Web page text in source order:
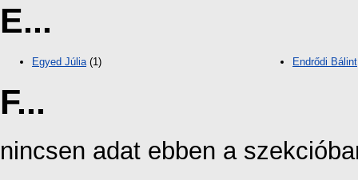
E...
Egyed Júlia(1) Endrődi Bálint
F...
nincsen adat ebben a